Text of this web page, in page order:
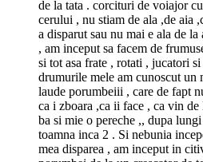
de la tata . corcituri de voiajor
cerului , nu stiam de ala ,de aia
a disparut sau nu mai e ala de
, am inceput sa facem de
si tot asa frate , rotati , jucatori
drumurile mele am cunoscut un
laude porumbeiii , care de fapt
ca i zboara ,ca ii face , ca vin
ba si mie o pereche ,, dupa
toamna inca 2 . Si nebunia
mea disparea , am inceput in